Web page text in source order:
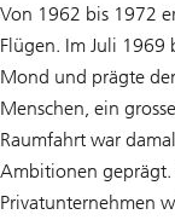
Von 1962 bis 1972
Flügen. Im Juli 1969
Mond und prägte
Menschen, ein
Raumfahrt war
Ambitionen geprägt.
Privatunternehmen